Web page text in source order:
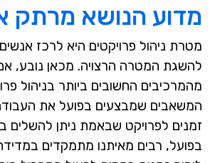
מדוע הנושא מרתק
מטרת ניהול פרויקטים היא לרכז
להשגת המטרה הרצויה. מכאן נובע, אם
מהמרכיבים החשובים ביותר בניהול
המשאבים שמבצעים בפועל את העבודה
זמנים לפרויקט שבאמת ניתן להשלים
בפועל, רבים מאיתנו מתמקדים